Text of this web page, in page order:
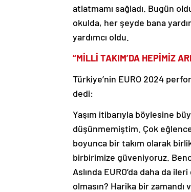
atlatmamı sağladı. Bugün
okulda, her şeyde bana
yardımcı oldu.
“MİLLİ TAKIM’DA HEPİMİZ
Türkiye’nin EURO 2024
dedi:
Yaşım itibarıyla böylesine
düşünmemiştim. Çok
boyunca bir takım olarak
birbirimize güveniyoruz.
Aslında EURO’da daha da
olmasın? Harika bir